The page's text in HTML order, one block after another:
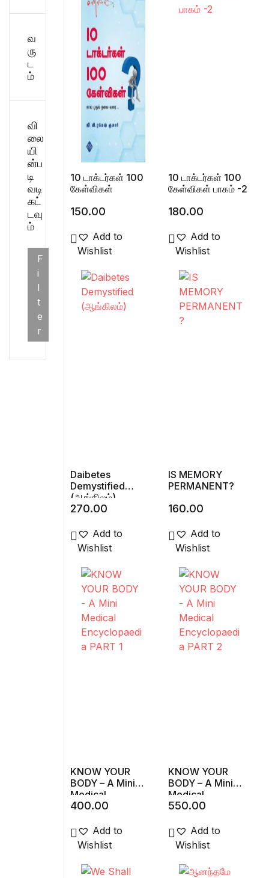
10 டாக்டர்கள் 100
கேள்விகள்
150.00
Add to
Wishlist
10 டாக்டர்கள் 100
கேள்விகள் பாகம் -2
180.00
Add to
Wishlist
Daibetes
Demystified
(ஆங்கிலம்)
270.00
Add to
Wishlist
IS MEMORY
PERMANENT?
160.00
Add to
Wishlist
KNOW YOUR
BODY – A Mini
Medical
Encyclopaedia
400.00
Add to
Wishlist
KNOW YOUR
BODY – A Mini
Medical
Encyclopaedia
550.00
Add to
Wishlist
வ
ரு
ட
ம்
வி
லை
யி
ன்ப
டி
வடி
கட்
டவு
ம்
Min price
Max price
F
i
l
t
e
r